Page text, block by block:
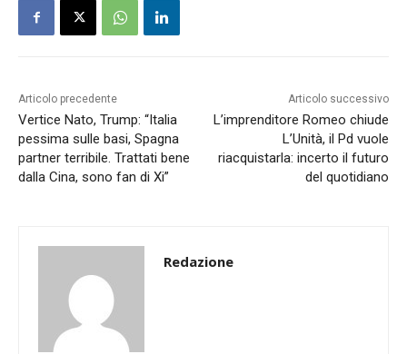
Articolo precedente
Vertice Nato, Trump: “Italia
pessima sulle basi, Spagna
partner terribile. Trattati bene
dalla Cina, sono fan di Xi”
Articolo successivo
L’imprenditore Romeo chiude
L’Unità, il Pd vuole
riacquistarla: incerto il futuro
del quotidiano
Redazione